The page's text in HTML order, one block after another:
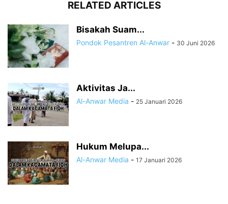
RELATED ARTICLES
Bisakah Suam...
Pondok Pesantren Al-Anwar - 30 Juni 2026
Aktivitas Ja...
Al-Anwar Media - 25 Januari 2026
Hukum Melupa...
Al-Anwar Media - 17 Januari 2026